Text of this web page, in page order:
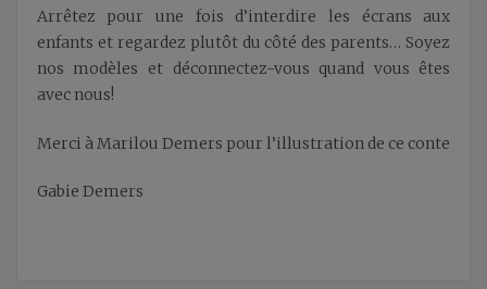
Arrêtez pour une fois d’interdire les écrans aux
enfants et regardez plutôt du côté des parents… Soyez
nos modèles et déconnectez-vous quand vous êtes
avec nous!
Merci à Marilou Demers pour l’illustration de ce conte
Gabie Demers